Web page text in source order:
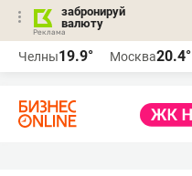
забронируй
валюту
Челны19.9° Москва20.4°